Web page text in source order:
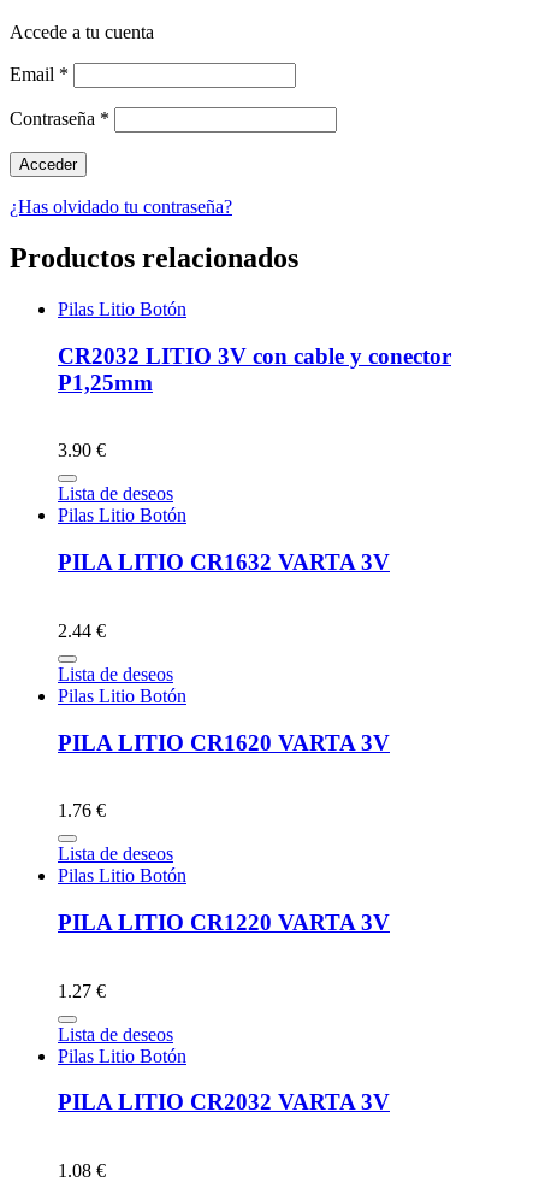
Accede a tu cuenta
Email *
Contraseña *
¿Has olvidado tu contraseña?
Productos relacionados
Pilas Litio Botón
CR2032 LITIO 3V con cable y conector
P1,25mm
3.90 €
Lista de deseos
Pilas Litio Botón
PILA LITIO CR1632 VARTA 3V
2.44 €
Lista de deseos
Pilas Litio Botón
PILA LITIO CR1620 VARTA 3V
1.76 €
Lista de deseos
Pilas Litio Botón
PILA LITIO CR1220 VARTA 3V
1.27 €
Lista de deseos
Pilas Litio Botón
PILA LITIO CR2032 VARTA 3V
1.08 €